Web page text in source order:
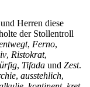
Herren diese
der Stollentroll
, Ferno,
, Ristokrat,
, Tifada und Zest.
, ausstehlich,